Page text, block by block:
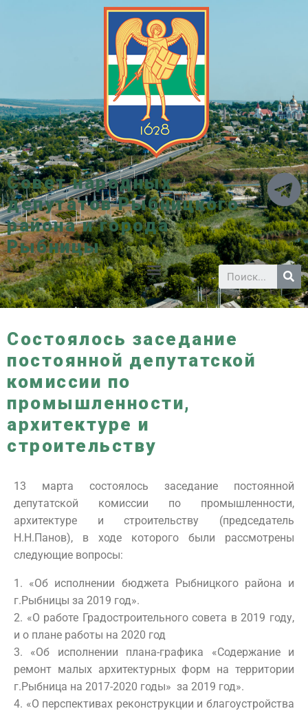
Совет народных
депутатов Рыбницкого
района и города
Рыбницы
Состоялось заседание
постоянной депутатской
комиссии по
промышленности,
архитектуре и
строительству
13 марта состоялось заседание постоянной
депутатской комиссии по промышленности,
архитектуре и строительству (председатель
Н.Н.Панов), в ходе которого были рассмотрены
следующие вопросы:
1. «Об исполнении бюджета Рыбницкого района и
г.Рыбницы за 2019 год».
2. «О работе Градостроительного совета в 2019 году,
и о плане работы на 2020 год
3. «Об исполнении плана-графика «Содержание и
ремонт малых архитектурных форм на территории
г.Рыбница на 2017-2020 годы» за 2019 год».
4. «О перспективах реконструкции и благоустройства